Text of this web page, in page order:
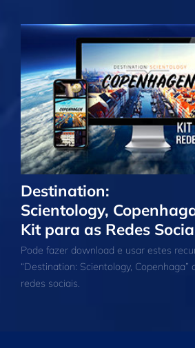
Destination:
Scientology,
Kit para as Redes
Pode fazer download e usar estes
“Destination: Scientology,
redes sociais.